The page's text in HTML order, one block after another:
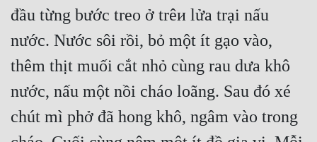
đầu từng bước treo ở trêи lửa trại nấu
nước. Nước sôi rồi, bỏ một ít gạo vào,
thêm thịt muối cắt nhỏ cùng rau dưa khô
nước, nấu một nồi cháo loãng. Sau đó xé
chút mì phở đã hong khô, ngâm vào trong